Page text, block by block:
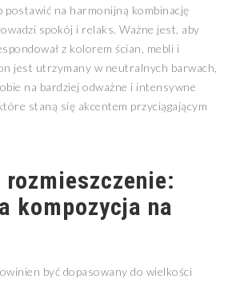
postawić na harmonijną kombinację
spokój i relaks. Ważne jest, aby
z kolorem ścian, mebli i
jest utrzymany w neutralnych barwach,
na bardziej odważne i intensywne
które staną się akcentem przyciągającym
kompozycja na
być dopasowany do wielkości